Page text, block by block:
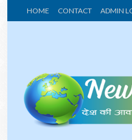
HOME CONTACT ADMIN